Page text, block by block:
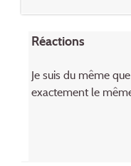
Réactions
Je suis du même
exactement le